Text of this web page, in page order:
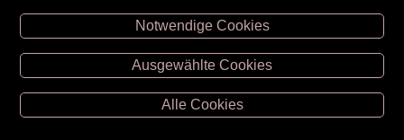
Unsere Öffnungszeiten
Retz -02942/20433
Hollabrunn -02952/30057
Eggenburg -02984/3836
Notwendige Cookies
Ausgewählte Cookies
Alle Cookies